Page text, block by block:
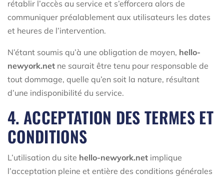
rétablir l’accès au service et s’efforcera alors de
communiquer préalablement aux utilisateurs les dates
et heures de l’intervention.
N’étant soumis qu’à une obligation de moyen, hello-
newyork.net ne saurait être tenu pour responsable de
tout dommage, quelle qu’en soit la nature, résultant
d’une indisponibilité du service.
4. ACCEPTATION DES TERMES ET
CONDITIONS
L’utilisation du site hello-newyork.net implique
l’acceptation pleine et entière des conditions générales